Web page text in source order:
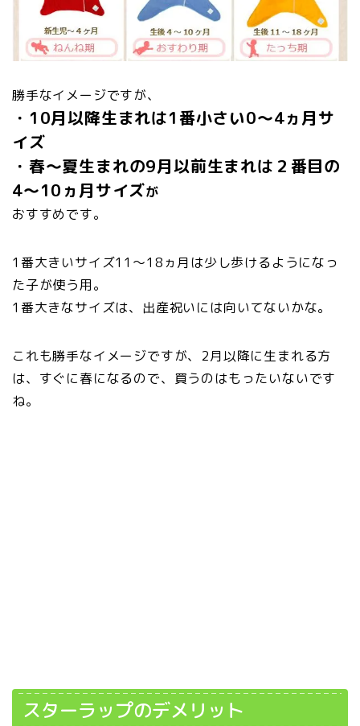
勝手なイメージですが、
・10月以降生まれは1番小さい0～4ヵ月サ
イズ
・春～夏生まれの9月以前生まれは２番目の
4～10ヵ月サイズが
おすすめです。
1番大きいサイズ11～18ヵ月は少し歩けるようになっ
た子が使う用。
1番大きなサイズは、出産祝いには向いてないかな。
これも勝手なイメージですが、2月以降に生まれる方
は、すぐに春になるので、買うのはもったいないです
ね。
スターラップのデメリット